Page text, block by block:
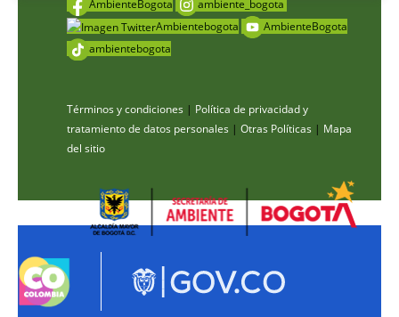
AmbienteBogota
ambiente_bogota
Ambientebogota
AmbienteBogota
ambientebogota
Términos y condiciones | Política de privacidad y
tratamiento de datos personales | Otras Políticas | Mapa
del sitio